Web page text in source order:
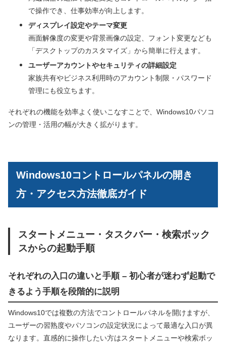
で操作でき、仕事効率が向上します。
ディスプレイ設定やテーマ変更
画面解像度の変更や背景画像の設定、フォント変更なども
「デスクトップのカスタマイズ」から簡単に行えます。
ユーザーアカウントやセキュリティの詳細設定
家族共有やビジネス利用時のアカウント制限・パスワード
管理にも役立ちます。
それぞれの機能を効率よく使いこなすことで、Windows10パソコ
ンの管理・活用の幅が大きく拡がります。
Windows10コントロールパネルの開き
方・アクセス方法徹底ガイド
スタートメニュー・タスクバー・検索ボック
スからの起動手順
それぞれの入口の違いと手順 – 初心者が迷わず起動で
きるよう手順を段階的に説明
Windows10では複数の方法でコントロールパネルを開けますが、
ユーザーの習熟度やパソコンの設定状況によって最適な入口が異
なります。直感的に操作したい方はスタートメニューや検索ボッ